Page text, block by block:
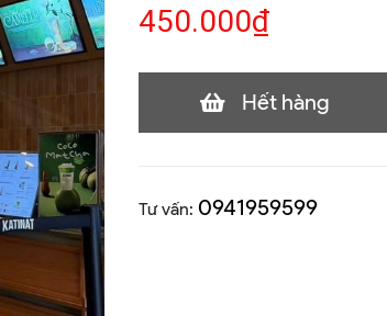
450.000₫
Hết hàng
Tư vấn: 0941959599